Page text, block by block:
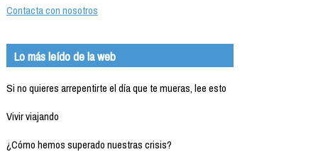
Contacta con nosotros
Lo más leído de la web
Si no quieres arrepentirte el día que te mueras, lee esto
Vivir viajando
¿Cómo hemos superado nuestras crisis?